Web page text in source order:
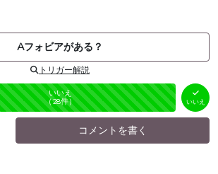
Aフォビアがある？
トリガー解説
いいえ
（28件） いいえ
コメントを書く